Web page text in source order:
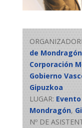
de Mondragón
Corporación
Gobierno
Gipuzkoa
LUGAR: Evento
Mondragón,
Nº DE